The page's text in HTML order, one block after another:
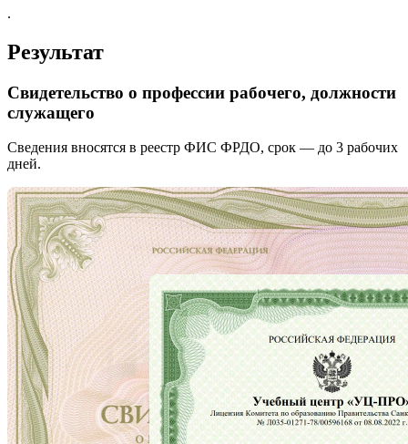
.
Результат
Свидетельство о профессии рабочего, должности
служащего
Сведения вносятся в реестр ФИС ФРДО, срок — до 3 рабочих
дней.